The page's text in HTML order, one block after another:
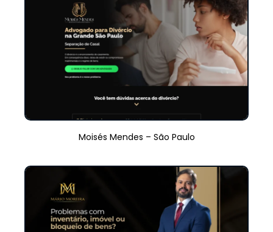
Moisés Mendes – São Paulo